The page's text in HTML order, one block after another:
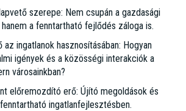
szerepe: Nem csupán a gazdasági
a fenntartható fejlődés záloga is.
ingatlanok hasznosításában: Hogyan
igények és a közösségi interakciók a
városainkban?
előremozdító erő: Újító megoldások és
ingatlanfejlesztésben.